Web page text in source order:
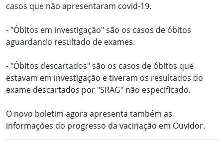
casos que não apresentaram covid-19.
- "Óbitos em investigação" são os casos de óbitos
aguardando resultado de exames.
- "Óbitos descartados" são os casos de óbitos que
estavam em investigação e tiveram os resultados do
exame descartados por "SRAG" não especificado.
O novo boletim agora apresenta também as
informações do progresso da vacinação em Ouvidor.